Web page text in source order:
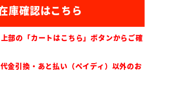
上部の「カートはこちら」ボタンからご確
代金引換・あと払い（ペイディ）以外のお